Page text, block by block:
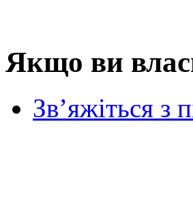
Якщо ви
Зв’яжіться з